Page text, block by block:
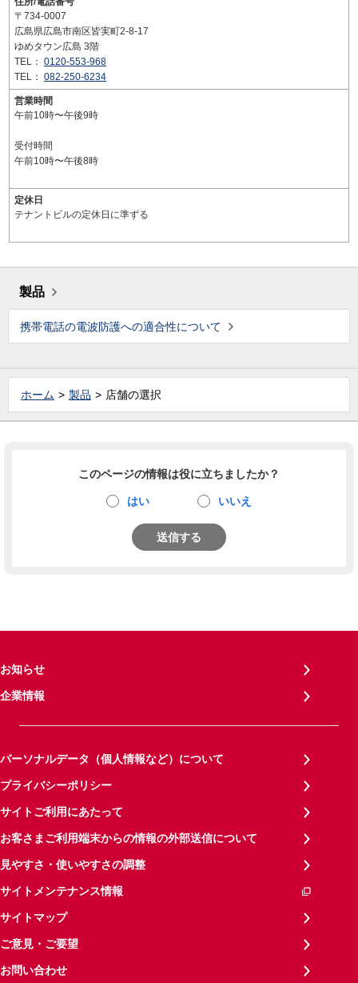
〒734-0007
広島県広島市南区皆実町2-8-17
ゆめタウン広島 3階
TEL： 0120-553-968
TEL： 082-250-6234
営業時間
午前10時〜午後9時
受付時間
午前10時〜午後8時
定休日
テナントビルの定休日に準ずる
製品
携帯電話の電波防護への適合性について
ホーム 製品 店舗の選択
このページの情報は役に立ちましたか？
はい いいえ
送信する
お知らせ
企業情報
パーソナルデータ（個人情報など）について
プライバシーポリシー
サイトご利用にあたって
お客さまご利用端末からの情報の外部送信について
見やすさ・使いやすさの調整
サイトメンテナンス情報
サイトマップ
ご意見・ご要望
お問い合わせ